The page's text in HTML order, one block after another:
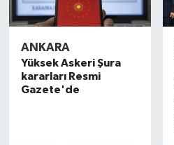
ANKARA
Yüksek Askeri Şura
kararları Resmi
Gazete'de